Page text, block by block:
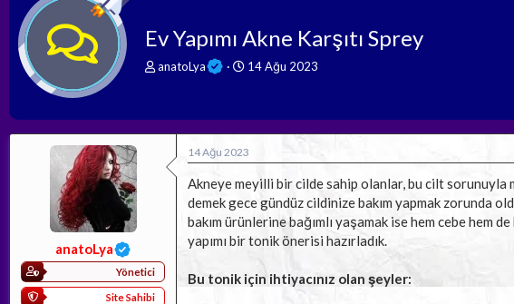
Ev Yapımı Akne Karşıtı Sprey
K
t
a
n
anatoLya
B
n
g
ı
t
a
r
h
14 Ağu 2023
anatoLya
Yönetici
Site Sahibi
14 Ağu 2023
Akneye meyilli bir cilde sahip olanlar, bu cilt sorunuyla
demek gece gündüz cildinize bakım yapmak zorunda
bakım ürünlerine bağımlı yaşamak ise hem cebe hem
yapımı bir tonik önerisi hazırladık.
Bu tonik için ihtiyacınız olan şeyler: